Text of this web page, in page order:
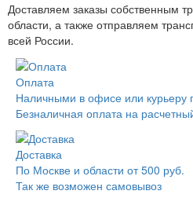
Доставляем заказы собственным
области, а также отправляем
всей России.
Оплата
Наличными в офисе или курьеру
Безналичная оплата на
Доставка
По Москве и области от 500 руб.
Так же возможен самовывоз